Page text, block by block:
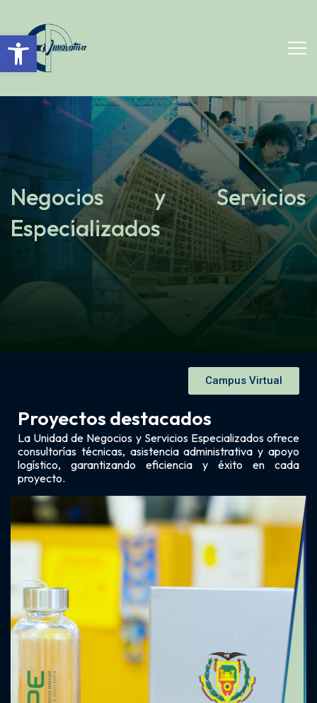
Open toolbar
Negocios y Servicios
Especializados
Campus Virtual
Proyectos destacados
La Unidad de Negocios y Servicios Especializados ofrece
consultorías técnicas, asistencia administrativa y apoyo
logístico, garantizando eficiencia y éxito en cada
proyecto.